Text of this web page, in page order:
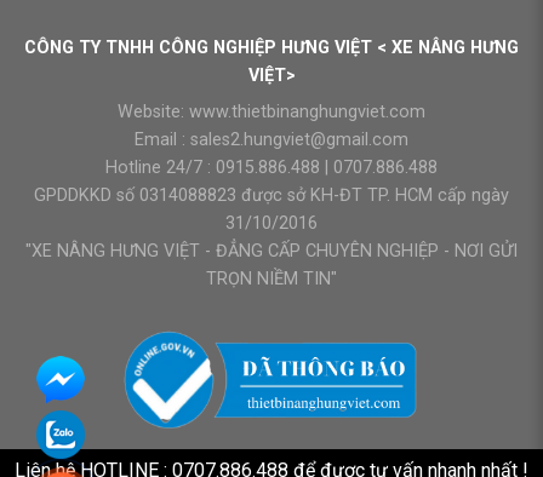
CÔNG TY TNHH CÔNG NGHIỆP HƯNG VIỆT < XE NÂNG HƯNG
VIỆT>
Website: www.thietbinanghungviet.com
Email : sales2.hungviet@gmail.com
Hotline 24/7 : 0915.886.488
0707.886.488
GPDDKKD số 0314088823 được sở KH-ĐT TP. HCM cấp ngày
31/10/2016
"XE NÂNG HƯNG VIỆT - ĐẲNG CẤP CHUYÊN NGHIỆP - NƠI GỬI
TRỌN NIỀM TIN"
Liên hệ HOTLINE : 0707.886.488 để được tư vấn nhanh nhất !